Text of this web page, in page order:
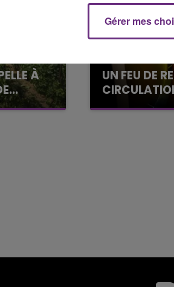
À
UN FEU DE
Un feu de
5h00 -
LE
Gérer mes